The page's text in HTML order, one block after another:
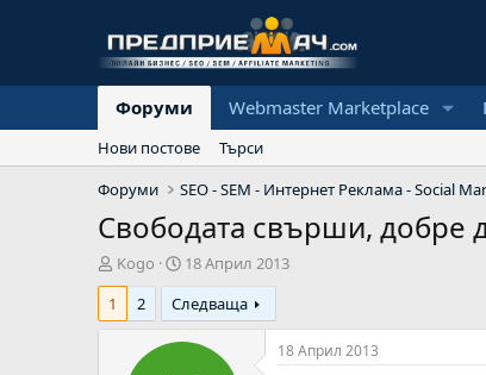
Форуми Webmaster Marketplace
Нови постове
Търси
Форуми
Свободата свърши, добре
А
в
о
Kogo
Н
а
ч
а
л
18 Април 2013
1
2 Следваща
18 Април 2013